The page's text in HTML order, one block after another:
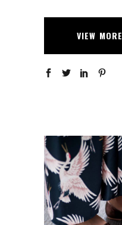
VIEW MORE